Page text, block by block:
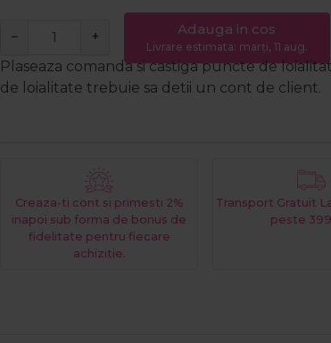
− + Adauga in cos
Livrare estimata: marți, 11 aug.
Plaseaza comanda si castiga puncte de
de loialitate trebuie sa detii un cont de client.
Creaza-ti cont si primesti 2%
inapoi sub forma de bonus de
fidelitate pentru fiecare
achizitie.
Transport Gratuit
peste